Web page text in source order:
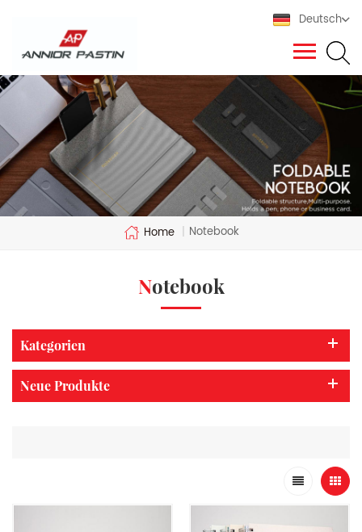
Deutsch
Home | Notebook
Notebook
Kategorien
Neue Produkte